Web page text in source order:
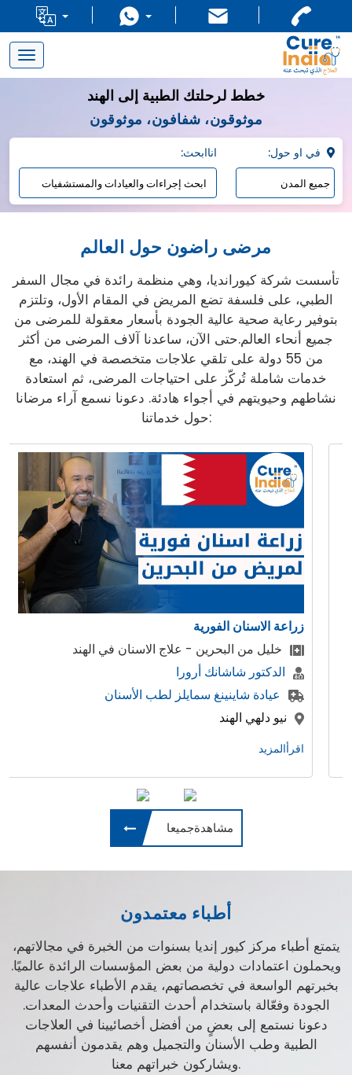
Toggle
navigation
خطط لرحلتك الطبية إلى الهند
موثوقون، شفافون، موثوقون
:اناابحث
مرضى راضون حول العالم
تأسست شركة كيورانديا، وهي منظمة رائدة في مجال السفر
الطبي، على فلسفة تضع المريض في المقام الأول، وتلتزم
بتوفير رعاية صحية عالية الجودة بأسعار معقولة للمرضى من
جميع أنحاء العالم.حتى الآن، ساعدنا آلاف المرضى من أكثر
من 55 دولة على تلقي علاجات متخصصة في الهند، مع
خدمات شاملة تُركّز على احتياجات المرضى، ثم استعادة
نشاطهم وحيويتهم في أجواء هادئة. دعونا نسمع آراء مرضانا
حول خدماتنا:
زراعة الاسنان الفورية
خليل من البحرين - علاج الاسنان في الهند
الدكتور شاشانك أرورا
عيادة شاينينغ سمايلز لطب الأسنان
نيو دلهي الهند
اقرأالمزيد
مشاهدةجميعا
أطباء معتمدون
يتمتع أطباء مركز كيور إنديا بسنوات من الخبرة في مجالاتهم،
ويحملون اعتمادات دولية من بعض المؤسسات الرائدة عالميًا.
بخبرتهم الواسعة في تخصصاتهم، يقدم الأطباء علاجات عالية
الجودة وفعّالة باستخدام أحدث التقنيات وأحدث المعدات.
دعونا نستمع إلى بعضٍ من أفضل أخصائيينا في العلاجات
الطبية وطب الأسنان والتجميل وهم يقدمون أنفسهم
ويشاركون خبراتهم معنا.